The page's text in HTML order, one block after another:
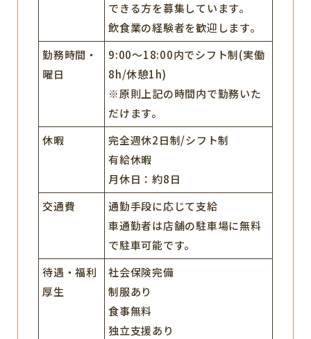
できる方を募集しています。
飲食業の経験者を歓迎します。
勤務時間・
曜日
9:00～18:00内でシフト制(実働
8h/休憩1h)
※原則上記の時間内で勤務いた
だけます。
休暇
完全週休2日制/シフト制
有給休暇
月休日：約8日
交通費
通勤手段に応じて支給
車通勤者は店舗の駐車場に無料
で駐車可能です。
待遇・福利
厚生
社会保険完備
制服あり
食事無料
独立支援あり